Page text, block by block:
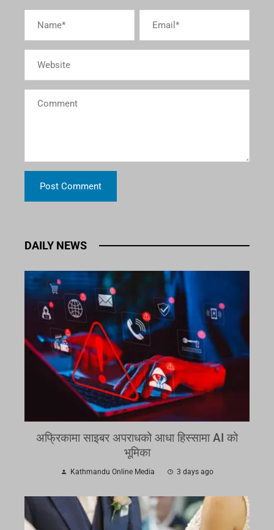
DAILY NEWS
अफ्रिकामा साइबर अपराधको आधा हिस्सामा AI को
भूमिका
Kathmandu Online Media 3 days ago